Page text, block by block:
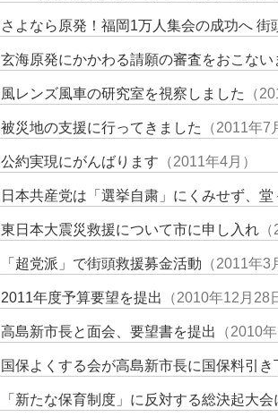
さよなら原発！福岡1万人集会の成功へ 街
玄海原発にかかわる請願の審査をおこない
風レンズ風車の研究室を視察しました （
被災地の支援に行ってきました （2011年7
公約実現にがんばります （2011年4月）
日本共産党は「選挙自粛」にくみせず、
東日本大震災救援について市に申し入れ（
「超党派」で街頭救援募金活動 （2011年3
2011年度予算要望を提出 （2010年12月28
高島新市長と面会、要望書を提出 （2010
国保よくする会が高島新市長に国保料引
「新たな保育制度」に反対する総決起大会